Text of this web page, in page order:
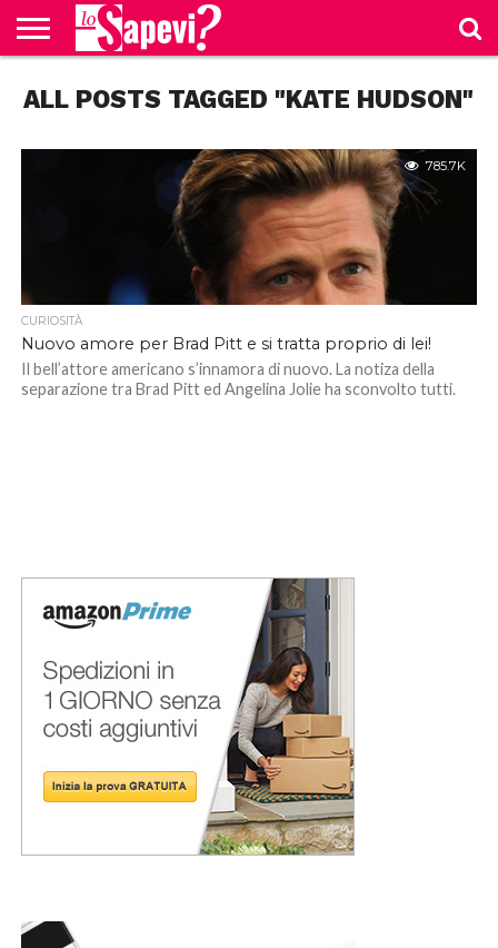
BENESSERE
GOSSIP
PRODOTTI
AMAZON
NEWS
CASA E
CUCINA
ALL POSTS TAGGED "KATE HUDSON"
785.7K
CURIOSITÀ
Nuovo amore per Brad Pitt e si tratta proprio di lei!
Il bell’attore americano s’innamora di nuovo. La notiza della
separazione tra Brad Pitt ed Angelina Jolie ha sconvolto tutti.